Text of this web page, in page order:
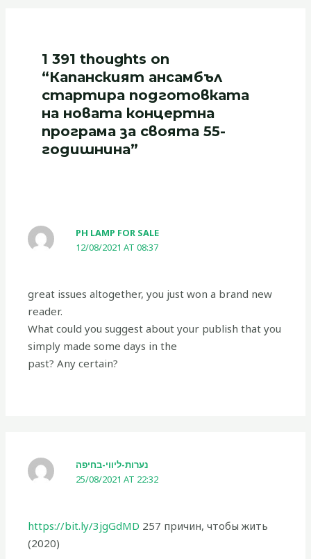
1 391 thoughts on
“Капанският ансамбъл
стартира подготовката
на новата концертна
програма за своята 55-
годишнина”
PH LAMP FOR SALE
12/08/2021 AT 08:37
great issues altogether, you just won a brand new
reader.
What could you suggest about your publish that you
simply made some days in the
past? Any certain?
נערות-ליווי-בחיפה
25/08/2021 AT 22:32
https://bit.ly/3jgGdMD 257 причин, чтобы жить
(2020)